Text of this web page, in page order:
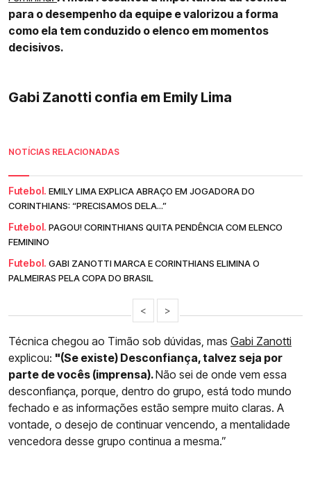
para o desempenho da equipe e valorizou a forma
como ela tem conduzido o elenco em momentos
decisivos.
Gabi Zanotti confia em Emily Lima
NOTÍCIAS RELACIONADAS
Futebol. EMILY LIMA EXPLICA ABRAÇO EM JOGADORA DO
CORINTHIANS: “PRECISAMOS DELA...”
Futebol. PAGOU! CORINTHIANS QUITA PENDÊNCIA COM ELENCO
FEMININO
Futebol. GABI ZANOTTI MARCA E CORINTHIANS ELIMINA O
PALMEIRAS PELA COPA DO BRASIL
< >
Técnica chegou ao Timão sob dúvidas, mas Gabi Zanotti
explicou: "(Se existe) Desconfiança, talvez seja por
parte de vocês (imprensa).Não sei de onde vem essa
desconfiança, porque, dentro do grupo, está todo mundo
fechado e as informações estão sempre muito claras. A
vontade, o desejo de continuar vencendo, a mentalidade
vencedora desse grupo continua a mesma.”